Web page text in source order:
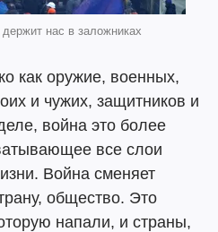
нас в заложниках
как оружие, военных,
и чужих, защитников и
война это более
все слои
Война сменяет
общество. Это
напали, и страны,